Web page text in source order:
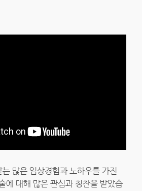
많은 임상경험과 노하우를 가진
에 대해 많은 관심과 칭찬을 받았습